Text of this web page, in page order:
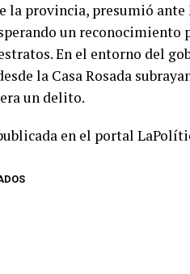
la provincia, presumió
un reconocimiento
En el entorno del
la Casa Rosada
un delito.
en el portal